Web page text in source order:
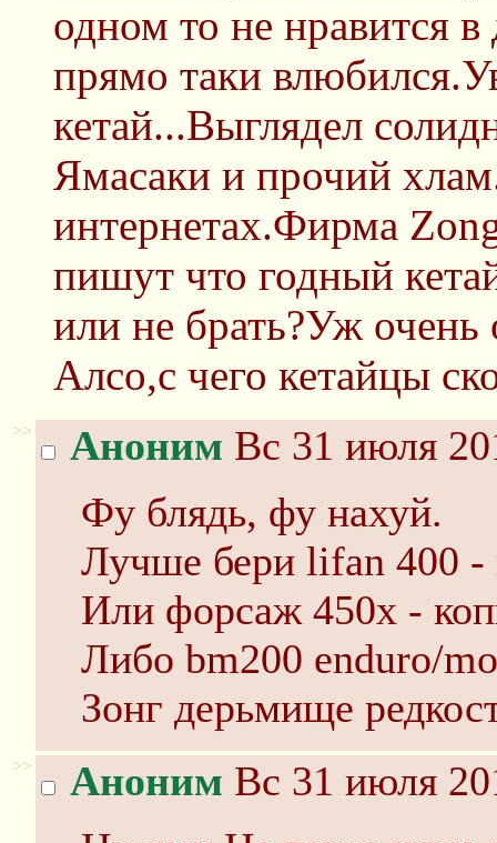
одном то не нравится
прямо таки
кетай...Выглядел
Ямасаки и прочий
интернетах.Фирма
пишут что годный
или не брать?Уж
Алсо,с чего кетайцы
>> Аноним Вс 31 июля
Фу блядь, фу нахуй.
Лучше бери lifan 400 -
Или форсаж 450х -
Либо bm200 enduro/
Зонг дерьмище
>> Аноним Вс 31 июля